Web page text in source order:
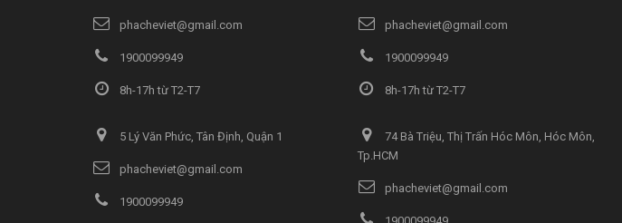
phacheviet@gmail.com
1900099949
8h-17h từ T2-T7
phacheviet@gmail.com
1900099949
8h-17h từ T2-T7
5 Lý Văn Phức, Tân Định, Quận 1
phacheviet@gmail.com
1900099949
74 Bà Triệu, Thị Trấn Hóc Môn, Hóc Môn,
Tp.HCM
phacheviet@gmail.com